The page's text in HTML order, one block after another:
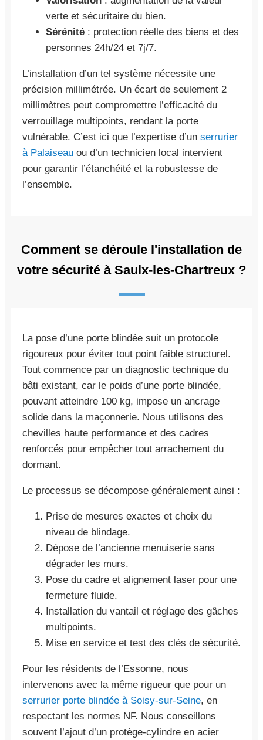
verte et sécuritaire du bien.
Sérénité : protection réelle des biens et des
personnes 24h/24 et 7j/7.
L’installation d’un tel système nécessite une
précision millimétrée. Un écart de seulement 2
millimètres peut compromettre l’efficacité du
verrouillage multipoints, rendant la porte
vulnérable. C’est ici que l’expertise d’un serrurier
à Palaiseau ou d’un technicien local intervient
pour garantir l’étanchéité et la robustesse de
l’ensemble.
Comment se déroule l'installation de
votre sécurité à Saulx-les-Chartreux ?
La pose d’une porte blindée suit un protocole
rigoureux pour éviter tout point faible structurel.
Tout commence par un diagnostic technique du
bâti existant, car le poids d’une porte blindée,
pouvant atteindre 100 kg, impose un ancrage
solide dans la maçonnerie. Nous utilisons des
chevilles haute performance et des cadres
renforcés pour empêcher tout arrachement du
dormant.
Le processus se décompose généralement ainsi :
Prise de mesures exactes et choix du
niveau de blindage.
Dépose de l’ancienne menuiserie sans
dégrader les murs.
Pose du cadre et alignement laser pour une
fermeture fluide.
Installation du vantail et réglage des gâches
multipoints.
Mise en service et test des clés de sécurité.
Pour les résidents de l’Essonne, nous
intervenons avec la même rigueur que pour un
serrurier porte blindée à Soisy-sur-Seine, en
respectant les normes NF. Nous conseillons
souvent l’ajout d’un protège-cylindre en acier